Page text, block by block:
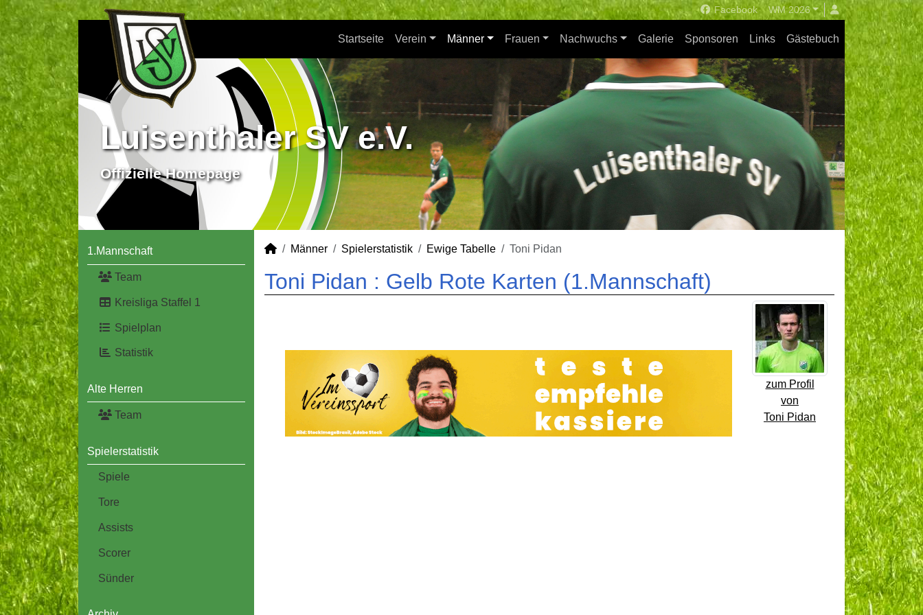
Facebook WM 2026
Startseite Verein Männer Frauen Nachwuchs Galerie Sponsoren Links Gästebuch
Luisenthaler SV e.V.
Offizielle Homepage
1.Mannschaft
Team
Kreisliga Staffel 1
Spielplan
Statistik
Alte Herren
Team
Spielerstatistik
Spiele
Tore
Assists
Scorer
Sünder
Männer Spielerstatistik Ewige Tabelle Toni Pidan
Toni Pidan : Gelb Rote Karten (1.Mannschaft)
zum Profil
von
Toni Pidan